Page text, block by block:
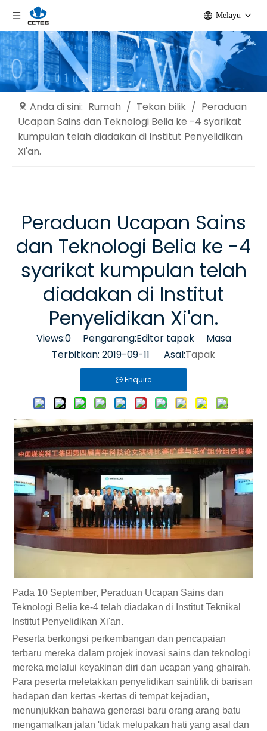
Melayu
Anda di sini: Rumah / Tekan bilik / Peraduan
Ucapan Sains dan Teknologi Belia ke -4 syarikat
kumpulan telah diadakan di Institut Penyelidikan
Xi'an.
Peraduan Ucapan Sains
dan Teknologi Belia ke -4
syarikat kumpulan telah
diadakan di Institut
Penyelidikan Xi'an.
Views:0Pengarang:Editor tapak Masa
Terbitkan: 2019-09-11 Asal:Tapak
Enquire
Pada 10 September, Peraduan Ucapan Sains dan
Teknologi Belia ke-4 telah diadakan di Institut Teknikal
Institut Penyelidikan Xi'an.
Peserta berkongsi perkembangan dan pencapaian
terbaru mereka dalam projek inovasi sains dan teknologi
mereka melalui keyakinan diri dan ucapan yang ghairah.
Para peserta meletakkan penyelidikan saintifik di barisan
hadapan dan kertas -kertas di tempat kejadian,
menunjukkan bahawa generasi baru orang arang batu
mengamalkan jalan 'tidak melupakan hati yang asal dan